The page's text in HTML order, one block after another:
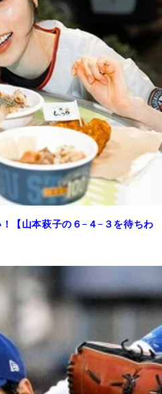
【山本萩子の６−４−３を待ちわ